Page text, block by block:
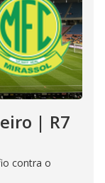
| R7
contra o